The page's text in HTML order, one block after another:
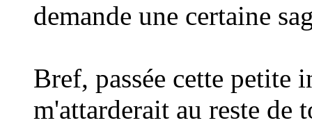
demande une certaine
Bref, passée cette petite
m'attarderait au reste de